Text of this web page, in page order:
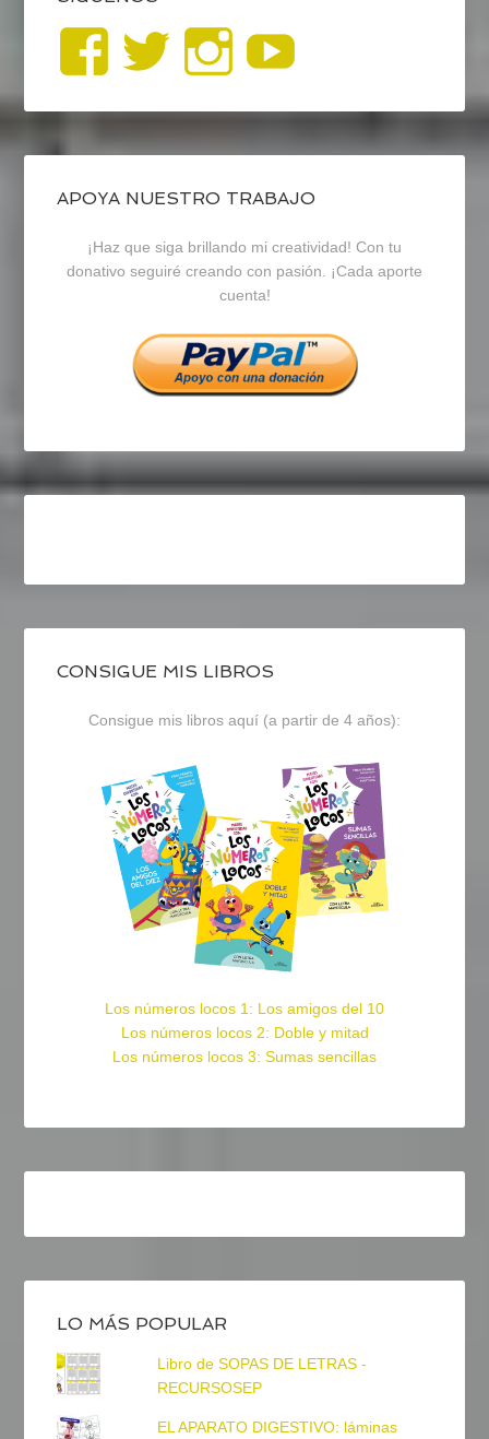
Ver
perfil
de
blogrecursosep
en
Facebook
Ver
perfil
de
recursosep
en
Twitter
Ver
perfil
de
recursosep
en
Instagram
APOYA NUESTRO TRABAJO
¡Haz que siga brillando mi creatividad! Con tu
donativo seguiré creando con pasión. ¡Cada aporte
cuenta!
CONSIGUE MIS LIBROS
Consigue mis libros aquí (a partir de 4 años):
Los números locos 1: Los amigos del 10
Los números locos 2: Doble y mitad
Los números locos 3: Sumas sencillas
LO MÁS POPULAR
Libro de SOPAS DE LETRAS -
RECURSOSEP
EL APARATO DIGESTIVO: láminas